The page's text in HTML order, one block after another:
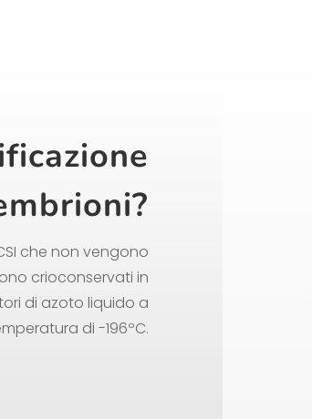
che non vengono
crioconservati in
di azoto liquido a
di -196ºC.